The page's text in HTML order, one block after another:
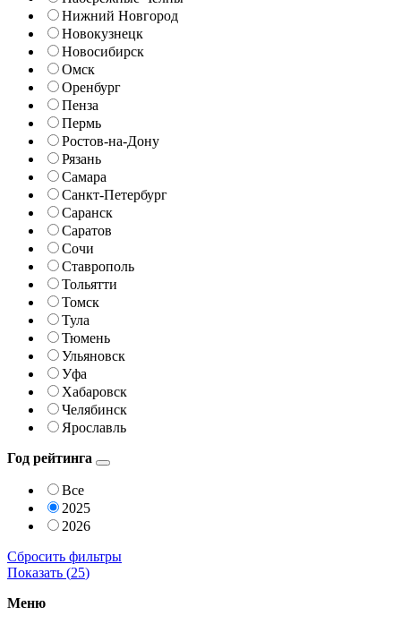
Нижний Новгород
Новокузнецк
Новосибирск
Омск
Оренбург
Пенза
Пермь
Ростов-на-Дону
Рязань
Самара
Санкт-Петербург
Саранск
Саратов
Сочи
Ставрополь
Тольятти
Томск
Тула
Тюмень
Ульяновск
Уфа
Хабаровск
Челябинск
Ярославль
Год рейтинга
Все
2025
2026
Сбросить фильтры
Показать (25)
Меню